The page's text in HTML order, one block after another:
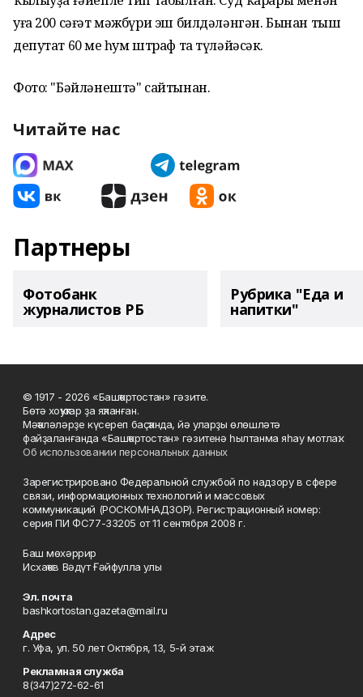
уға 200 сәғәт мәжбүри эш билдәләнгән. Бынан тыш
депутат 60 мең һум штраф та түләйәсәк.
Фото: "Бәйләнештә" сайтынан.
Читайте нас
Партнеры
Фотобанк
журналистов РБ
Рубрика "Еда и
напитки"
© 1917 - 2026 «Башҡортостан» гәзите.
Бөтә хоҡуҡтар ҙа яҡланған.
Мәҡәләләрҙе күсереп баҫҡанда, йә уларҙы өлөшләтә
файҙаланғанда «Башҡортостан» гәзитенә һылтанма яһау мотлаҡ.
Об использовании персональных данных
Зарегистрировано Федеральной службой по надзору в сфере
связи, информационных технологий и массовых
коммуникаций (РОСКОМНАДЗОР). Регистрационный номер:
серия ПИ ФС77-33205 от 11 сентября 2008 г.
Баш мөхәррир
Исхаҡов Вәдүт Ғәйфулла улы
Эл. почта
bashkortostan.gazeta@mail.ru
Адрес
г. Уфа, ул. 50 лет Октября, 13, 5-й этаж
Рекламная служба
8(347)272-62-61